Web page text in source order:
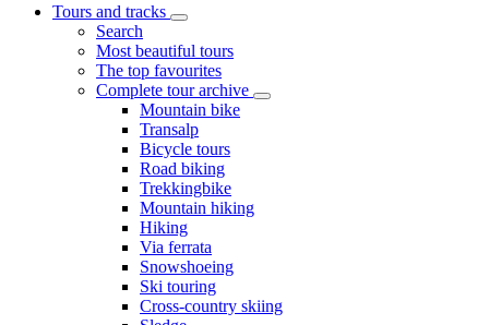
Tours and tracks
Search
Most beautiful tours
The top favourites
Complete tour archive
Mountain bike
Transalp
Bicycle tours
Road biking
Trekkingbike
Mountain hiking
Hiking
Via ferrata
Snowshoeing
Ski touring
Cross-country skiing